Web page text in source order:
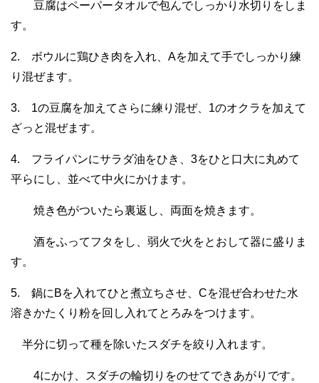
豆腐はペーパータオルで包んでしっかり水切りをしま
す。
2. ボウルに鶏ひき肉を入れ、Aを加えて手でしっかり練
り混ぜます。
3. 1の豆腐を加えてさらに練り混ぜ、1のオクラを加えて
ざっと混ぜます。
4. フライパンにサラダ油をひき、3をひと口大に丸めて
平らにし、並べて中火にかけます。
焼き色がついたら裏返し、両面を焼きます。
酒をふってフタをし、弱火で火をとおして器に盛りま
す。
5. 鍋にBを入れてひと煮立ちさせ、Cを混ぜ合わせた水
溶きかたくり粉を回し入れてとろみをつけます。
半分に切って種を除いたスダチを絞り入れます。
4にかけ、スダチの輪切りをのせてできあがりです。